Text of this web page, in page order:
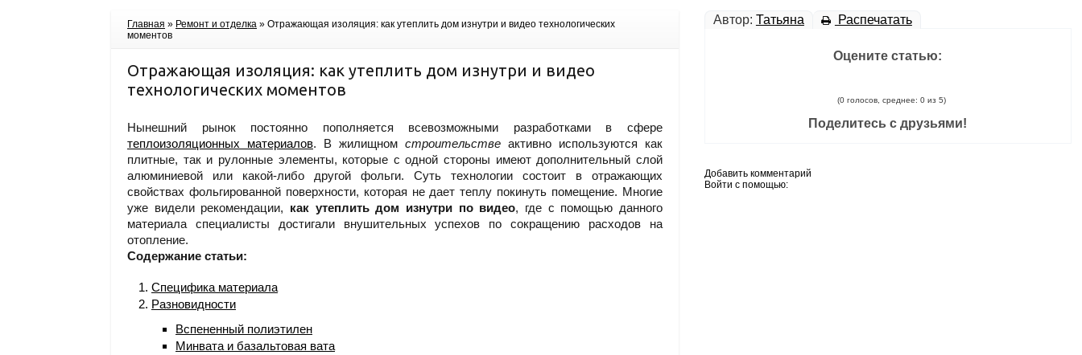
Главная » Ремонт и отделка » Отражающая изоляция: как утеплить дом изнутри и видео технологических
моментов
Отражающая изоляция: как утеплить дом изнутри и видео
технологических моментов
Нынешний рынок постоянно пополняется всевозможными разработками в сфере
теплоизоляционных материалов. В жилищном строительствеактивно используются как
плитные, так и рулонные элементы, которые с одной стороны имеют дополнительный слой
алюминиевой или какой-либо другой фольги. Суть технологии состоит в отражающих
свойствах фольгированной поверхности, которая не дает теплу покинуть помещение. Многие
уже видели рекомендации, как утеплить дом изнутри по видео, где с помощью данного
материала специалисты достигали внушительных успехов по сокращению расходов на
отопление.
Содержание статьи:
Специфика материала
Разновидности
Вспененный полиэтилен
Минвата и базальтовая вата
Автор: Татьяна Распечатать
Оцените статью:
(0 голосов, среднее: 0 из 5)
Поделитесь с друзьями!
Добавить комментарий
Войти с помощью: